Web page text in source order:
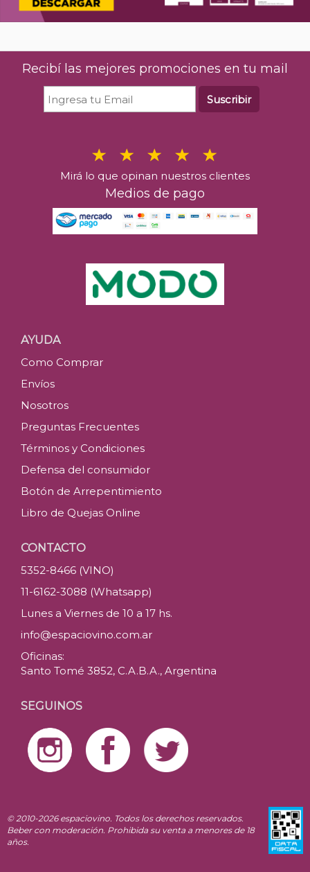
Recibí las mejores promociones en tu mail
Suscribir
Mirá lo que opinan nuestros clientes
Medios de pago
AYUDA
Como Comprar
Envíos
Nosotros
Preguntas Frecuentes
Términos y Condiciones
Defensa del consumidor
Botón de Arrepentimiento
Libro de Quejas Online
CONTACTO
5352-8466 (VINO)
11-6162-3088 (Whatsapp)
Lunes a Viernes de 10 a 17 hs.
info@espaciovino.com.ar
Oficinas:
Santo Tomé 3852, C.A.B.A., Argentina
SEGUINOS
© 2010-2026 espaciovino. Todos los derechos reservados.
Beber con moderación. Prohibida su venta a menores de 18
años.